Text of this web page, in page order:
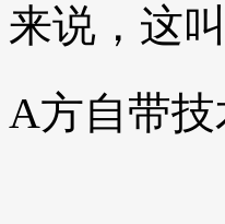
来说，这
A方自带